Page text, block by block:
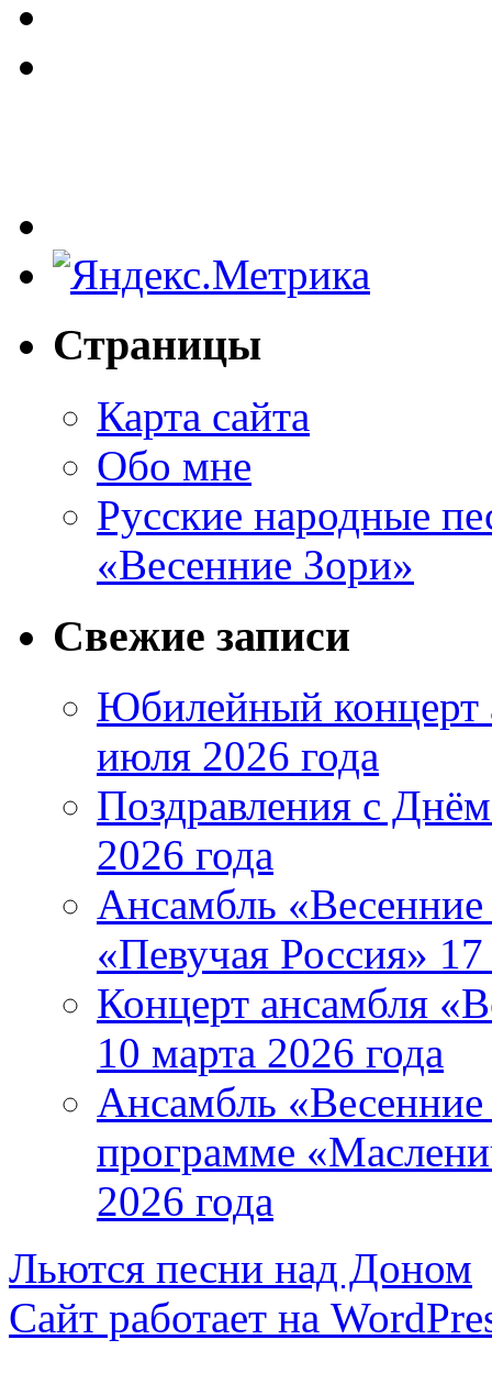
Страницы
Карта сайта
Обо мне
Русские народные
«Весенние Зори»
Свежие записи
Юбилейный концерт
июля 2026 года
Поздравления с
2026 года
Ансамбль «Весенние
«Певучая Россия»
Концерт ансамбля
10 марта 2026 года
Ансамбль «Весенние
программе
2026 года
Льются песни над Доном
Сайт работает на